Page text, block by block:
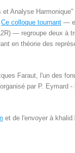
Analyse
Ce colloque tournant —
— regroupe deux à
en théorie des
Faraut, l'un des
par P. Eymard
et de l'envoyer à